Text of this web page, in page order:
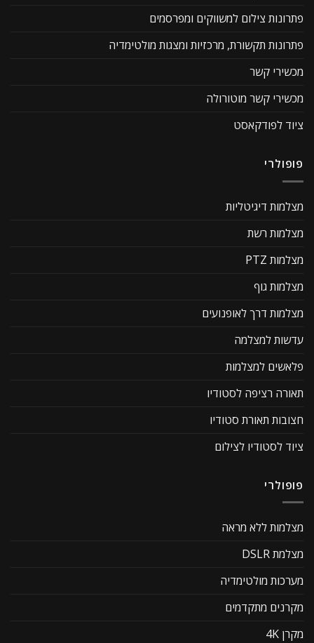
פתרונות צילום למשווקים ומפרסמים
פתרונות תקשורת, מרכזיות ומצגות מולטימדיה
מכשירי קשר
מכשירי קשר מוטורולה
ציוד לפודקאסט
פופולרי
מצלמות דיגיטליות
מצלמות רשת
מצלמות PTZ
מצלמות גוף
מצלמות דרך לאופנועים
עדשות למצלמה
פלאשים למצלמות
תאורה רציפה לסטודיו
חצובות תאורת סטודיו
ציוד לסטודיו לצילום
פופולרי
מצלמות ללא מראה
מצלמת DSLR
מערכות מולטימדיה
מקרנים מתקדמים
מקרן 4K